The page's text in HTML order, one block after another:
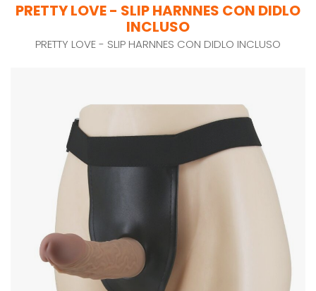
PRETTY LOVE - SLIP HARNNES CON DIDLO
INCLUSO
PRETTY LOVE - SLIP HARNNES CON DIDLO INCLUSO